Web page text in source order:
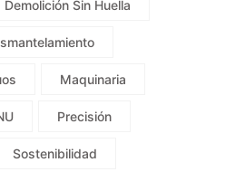
Demolición Sin Huella
Maquinaria
Precisión
Sostenibilidad